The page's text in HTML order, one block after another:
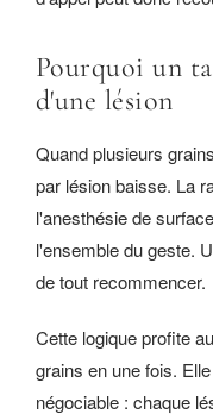
Pourquoi un
d'une lésion
Quand plusieurs
par lésion baisse. La
l'anesthésie de
l'ensemble du geste.
de tout recommencer.
Cette logique profite
grains en une fois.
négociable : chaque